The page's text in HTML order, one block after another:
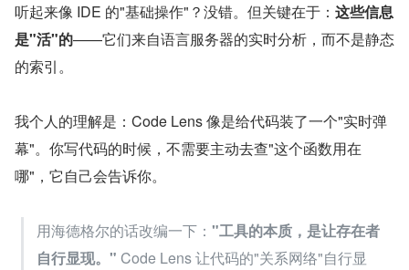
听起来像 IDE 的"基础操作"？没错。但关键在于： 这些信息
是"活"的——它们来自语言服务器的实时分析，而不是静态
的索引。
我个人的理解是：Code Lens 像是给代码装了一个"实时弹
幕"。你写代码的时候，不需要主动去查"这个函数用在
哪"，它自己会告诉你。
用海德格尔的话改编一下： "工具的本质，是让存在者
自行显现。" Code Lens 让代码的"关系网络"自行显